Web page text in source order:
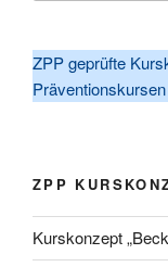
ZPP geprüfte
ZPP
Kurskonzept